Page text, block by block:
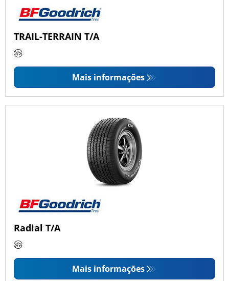
TRAIL-TERRAIN T/A
Mais informações
Radial T/A
Mais informações